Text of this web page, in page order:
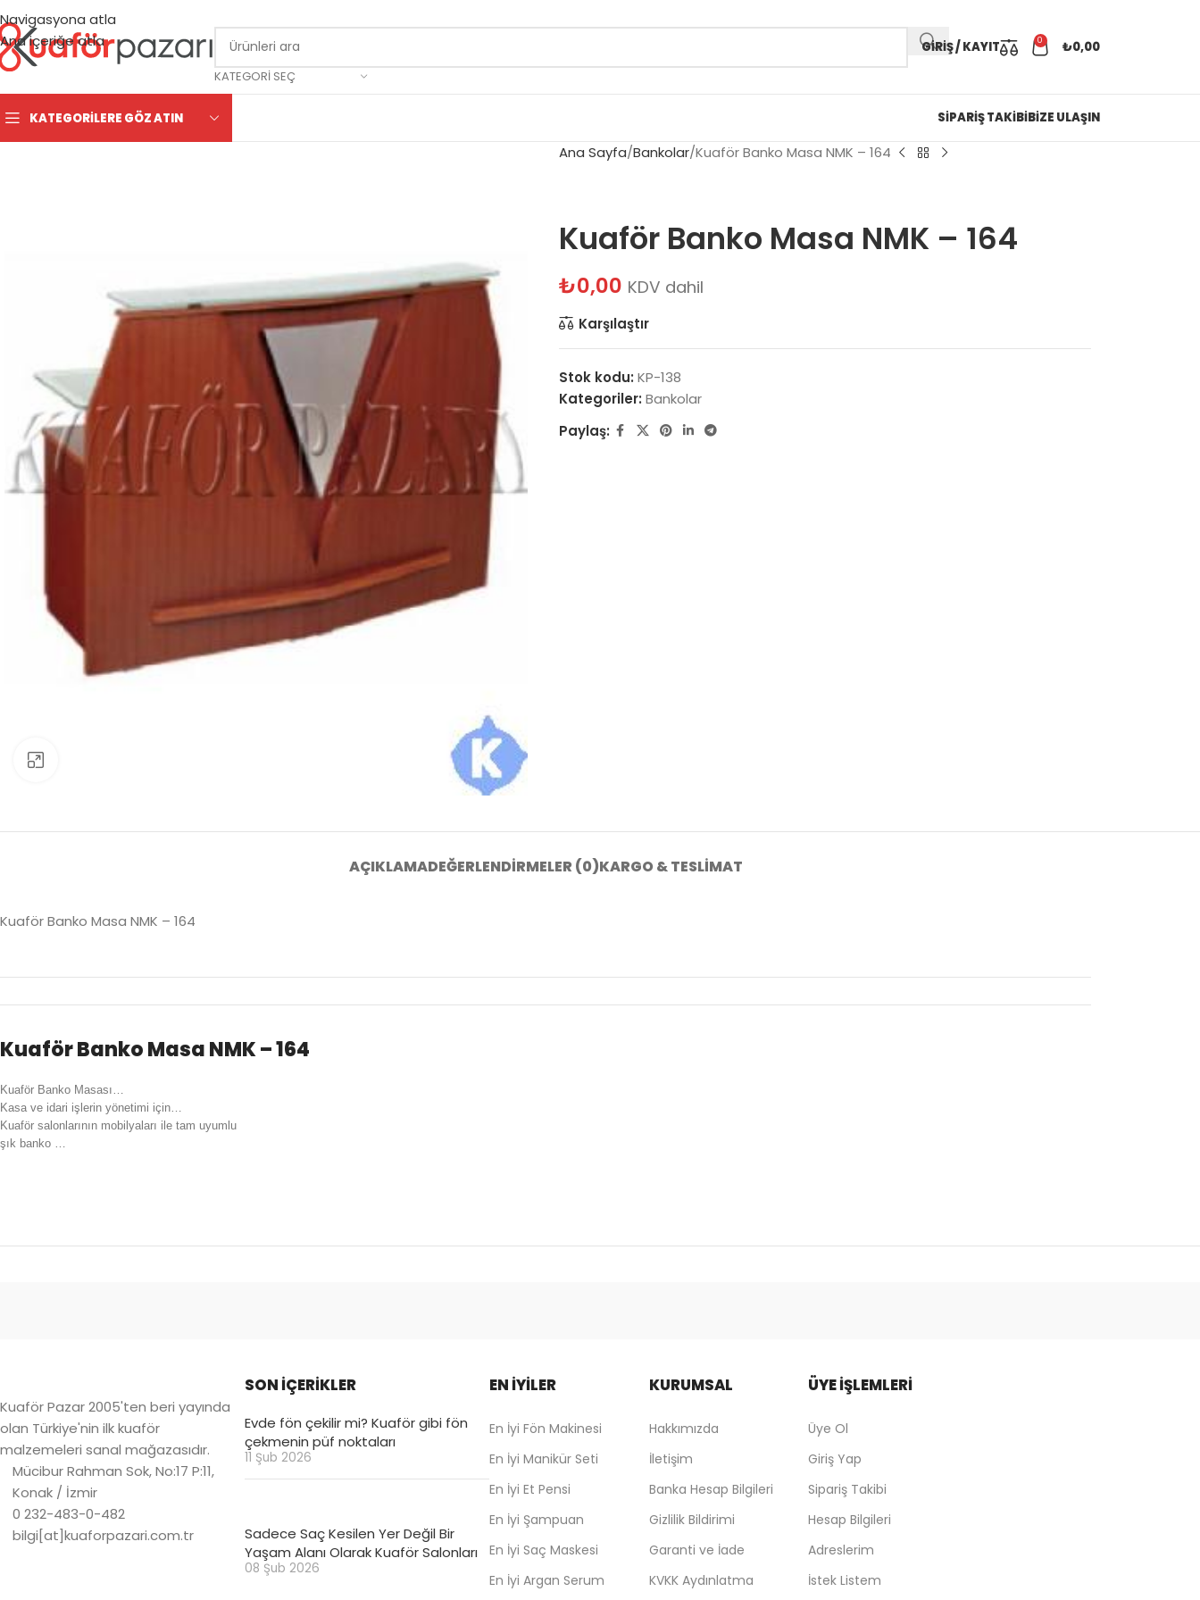
Navigasyona atla
Ana içeriğe atla
KATEGORI SEÇ
GIRIŞ / KAYIT 0 ₺0,00
KATEGORILERE GÖZ ATIN SİPARİŞ TAKİBİBİZE ULAŞIN
Ana Sayfa Bankolar Kuaför Banko Masa NMK – 164
Kuaför Banko Masa NMK – 164
₺0,00 KDV dahil
Karşılaştır
Stok kodu: KP-138
Kategoriler: Bankolar
Paylaş:
AÇIKLAMADEĞERLENDIRMELER (0)KARGO & TESLIMAT
Kuaför Banko Masa NMK – 164
Kuaför Banko Masa NMK – 164
Kuaför Banko Masası…
Kasa ve idari işlerin yönetimi için…
Kuaför salonlarının mobilyaları ile tam uyumlu
şık banko …
Kuaför Pazar 2005'ten beri yayında
olan Türkiye'nin ilk kuaför
malzemeleri sanal mağazasıdır.
Mücibur Rahman Sok, No:17 P:11,
Konak / İzmir
0 232-483-0-482
bilgi[at]kuaforpazari.com.tr
SON İÇERİKLER
Evde fön çekilir mi? Kuaför gibi fön
çekmenin püf noktaları
11 Şub 2026
Sadece Saç Kesilen Yer Değil Bir
Yaşam Alanı Olarak Kuaför Salonları
08 Şub 2026
EN İYİLER
En İyi Fön Makinesi
En İyi Manikür Seti
En İyi Et Pensi
En İyi Şampuan
En İyi Saç Maskesi
En İyi Argan Serum
KURUMSAL
Hakkımızda
İletişim
Banka Hesap Bilgileri
Gizlilik Bildirimi
Garanti ve İade
KVKK Aydınlatma
ÜYE İŞLEMLERİ
Üye Ol
Giriş Yap
Sipariş Takibi
Hesap Bilgileri
Adreslerim
İstek Listem